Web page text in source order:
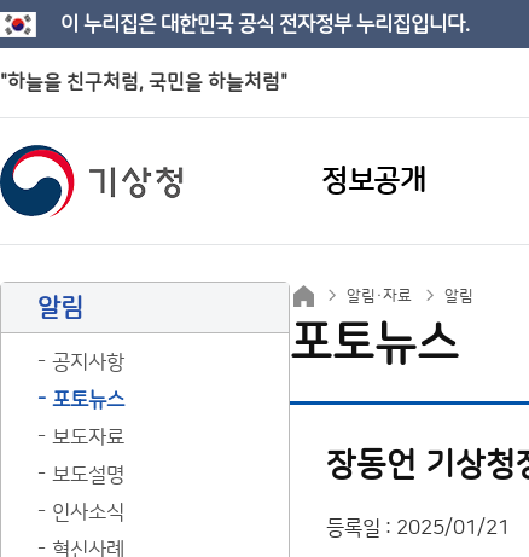
이 누리집은 대한민국 공식 전자정부 누리집입니다.
"하늘을 친구처럼, 국민을 하늘처럼"
정보공개
알림
공지사항
포토뉴스
보도자료
보도설명
인사소식
혁신사례
알림·자료 알림
포토뉴스
장동언 기상청
등록일 : 2025/01/21